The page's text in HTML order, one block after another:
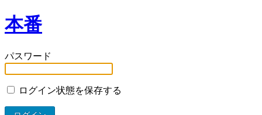
本番
パスワード
ログイン状態を保存する